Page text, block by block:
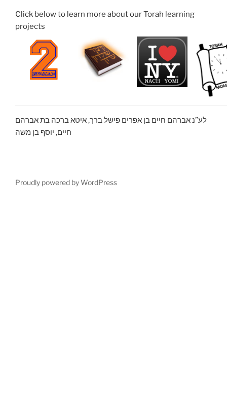
Click below to learn more about our Torah learning
projects
לע”נ אברהם חיים בן אפרים פישל ברך, איטא ברכה בת אברהם
חיים, יוסף בן משה
Proudly powered by WordPress